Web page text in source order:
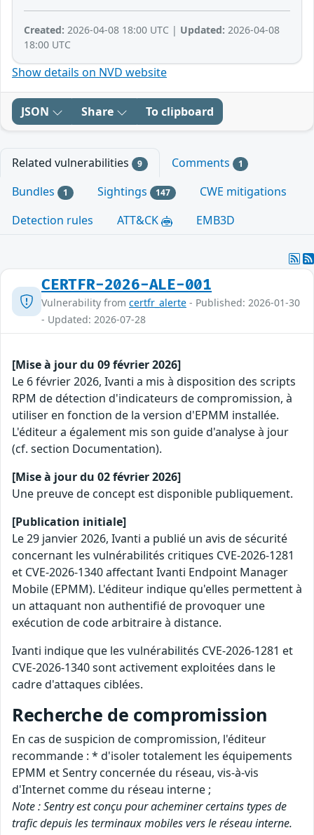
Created: 2026-04-08 18:00 UTC | Updated: 2026-04-08
18:00 UTC
Show details on NVD website
JSON Share To clipboard
Related vulnerabilities 9 Comments 1
Bundles 1 Sightings 147
CWE mitigations
Detection rules
ATT&CK EMB3D
CERTFR-2026-ALE-001
Vulnerability from certfr_alerte - Published: 2026-01-30
- Updated: 2026-07-28
[Mise à jour du 09 février 2026]
Le 6 février 2026, Ivanti a mis à disposition des scripts
RPM de détection d'indicateurs de compromission, à
utiliser en fonction de la version d'EPMM installée.
L'éditeur a également mis son guide d'analyse à jour
(cf. section Documentation).
[Mise à jour du 02 février 2026]
Une preuve de concept est disponible publiquement.
[Publication initiale]
Le 29 janvier 2026, Ivanti a publié un avis de sécurité
concernant les vulnérabilités critiques CVE-2026-1281
et CVE-2026-1340 affectant Ivanti Endpoint Manager
Mobile (EPMM). L'éditeur indique qu'elles permettent à
un attaquant non authentifié de provoquer une
exécution de code arbitraire à distance.
Ivanti indique que les vulnérabilités CVE-2026-1281 et
CVE-2026-1340 sont activement exploitées dans le
cadre d'attaques ciblées.
Recherche de compromission
En cas de suspicion de compromission, l'éditeur
recommande : * d'isoler totalement les équipements
EPMM et Sentry concernée du réseau, vis-à-vis
d'Internet comme du réseau interne ;
Note : Sentry est conçu pour acheminer certains types de
trafic depuis les terminaux mobiles vers le réseau interne.